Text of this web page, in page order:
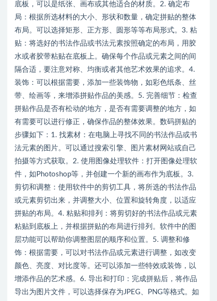
底板，可以是纸张、画布或其他适合的材质。2. 确定布
局：根据所选材料的大小、形状和数量，确定拼贴的整体
布局。可以选择矩形、正方形、圆形等等布局形式。3. 粘
贴：将选好的书法作品或书法元素按照确定的布局，用胶
水或者胶带粘贴在底板上。确保每个作品或元素之间的间
隔合适，要注意对称、均衡或者其他艺术效果的追求。4.
装饰：可以根据需要，添加一些装饰物，如彩色纸条、丝
带、绘画等，来增添拼贴作品的美感。5. 完善细节：检查
拼贴作品是否有松动的地方，是否有需要调整的地方，如
有需要可以进行修正，确保作品的整体效果。数码拼贴的
步骤如下：1. 找素材：在电脑上寻找不同的书法作品或书
法元素的图片。可以通过搜索引擎、图片素材网站或自己
拍摄等方式获取。2. 使用图像处理软件：打开图像处理软
件，如Photoshop等，并创建一个新的画布作为底板。3.
剪切和调整：使用软件中的剪切工具，将所选的书法作品
或元素剪切出来，并调整大小、位置和旋转角度，以适应
拼贴的布局。4. 粘贴和排列：将剪切好的书法作品或元素
粘贴到底板上，并根据拼贴的布局进行排列。软件中的图
层功能可以帮助你调整图层的顺序和位置。5. 调整和修
饰：根据需要，可以对书法作品或元素进行调整，如改变
颜色、亮度、对比度等。还可以添加一些特效或装饰，以
增添作品的艺术感。6. 导出和打印：完成拼贴后，将作品
导出为图片文件，可以选择保存为JPEG、PNG等格式。如